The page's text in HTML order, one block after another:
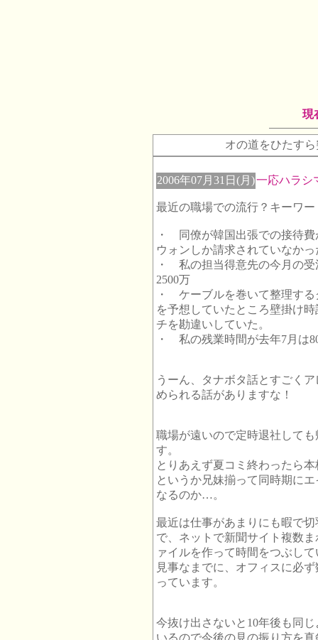
現
オの道をひたす
2006年07月31日(月)一応ハラシ
最近の職場での流行？キーワ
・ 同僚が韓国出張での接待費
ウォンしか請求されていなかっ
・ 私の担当得意先の今月の
2500万
・ ケーブルを巻いて整理す
を予想していたところ壁掛け
チを勘違いしていた。
・ 私の残業時間が去年7月は
うーん、タナボタ話とすごく
められる話がありますな！
職場が遠いので定時退社して
す。
とりあえず夏コミ終わったら
というか兄妹揃って同時期に
なるのか…。
最近は仕事があまりにも暇で
で、ネットで新聞サイト複数
ァイルを作って時間をつぶし
見事なまでに、オフィスに必
っています。
今抜け出さないと10年後も同
いるので今後の見の振り方を